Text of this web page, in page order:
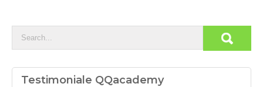
Testimoniale QQacademy